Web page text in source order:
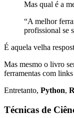
Mas qual é a
“A melhor
profissional se
É aquela velha
Mas mesmo o livro
ferramentas com
Entretanto, Python,
Técnicas de